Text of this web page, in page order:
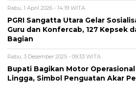
Rabu, 1 April 2026 - 14:19 WITA
PGRI Sangatta Utara Gelar
Guru dan Konfercab, 127 Kepsek
Bagian
Rabu, 3 Desember 2025 - 09:33 WITA
Bupati Bagikan Motor
Lingga, Simbol Penguatan Akar